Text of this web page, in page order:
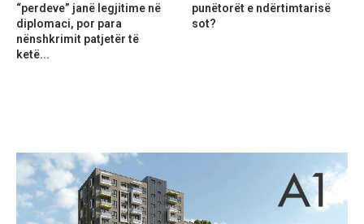
“perdeve” janë legjitime në
diplomaci, por para
nënshkrimit patjetër të
ketë...
punëtorët e ndërtimtarisë
sot?